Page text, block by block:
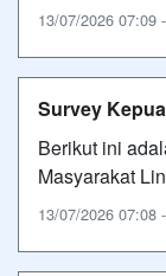
13/07/2026 07:09
Survey
Berikut ini
Masyarakat
13/07/2026 07:08